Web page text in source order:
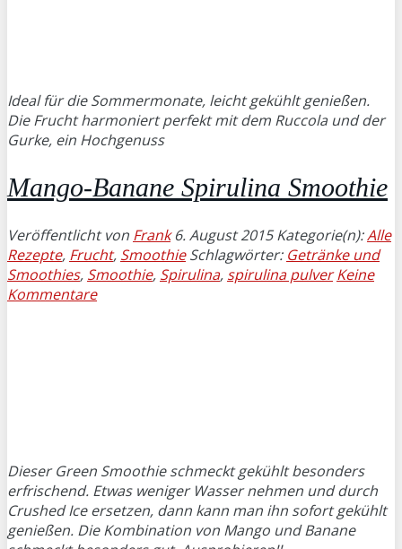
Ideal für die Sommermonate, leicht gekühlt genießen.
Die Frucht harmoniert perfekt mit dem Ruccola und der
Gurke, ein Hochgenuss
Mango-Banane Spirulina Smoothie
Veröffentlicht von Frank 6. August 2015 Kategorie(n):Alle
Rezepte, Frucht, SmoothieSchlagwörter: Getränke und
Smoothies, Smoothie, Spirulina, spirulina pulver Keine
Kommentare
Dieser Green Smoothie schmeckt gekühlt besonders
erfrischend. Etwas weniger Wasser nehmen und durch
Crushed Ice ersetzen, dann kann man ihn sofort gekühlt
genießen. Die Kombination von Mango und Banane